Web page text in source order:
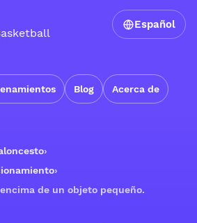
Blog Acerca de
Español
›
›
de un objeto pequeño.